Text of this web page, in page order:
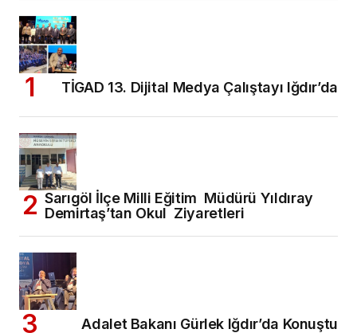
TİGAD 13. Dijital Medya Çalıştayı Iğdır’da
Sarıgöl İlçe Milli Eğitim Müdürü Yıldıray
Demirtaş’tan Okul Ziyaretleri
Adalet Bakanı Gürlek Iğdır’da Konuştu